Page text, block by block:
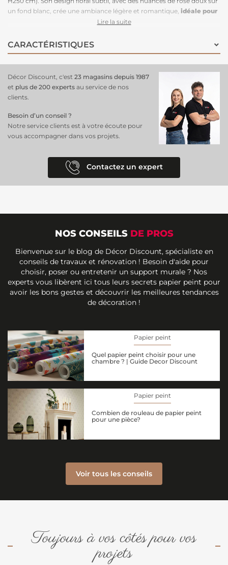
un fond blanc, crée une ambiance légère et romantique, idéale pour
, un salon ou un bureau. Les motifs de fleurs délicates
luminosité et de la douceur à vos murs. Facile à poser grâce à sa
composition en intissé, cepapier peint assure une finition parfaite
Lire la suite
CARACTÉRISTIQUES
Décor Discount, c'est 23 magasins depuis 1987
et plus de 200 experts au service de nos
clients.
Besoin d’un conseil ?
Notre service clients est à votre écoute pour
vous accompagner dans vos projets.
Contactez un expert
NOS CONSEILS DE PROS
Bienvenue sur le blog de Décor Discount, spécialiste en
conseils de travaux et rénovation ! Besoin d'aide pour
choisir, poser ou entretenir un support murale ? Nos
experts vous libèrent ici tous leurs secrets papier peint pour
avoir les bons gestes et découvrir les meilleures tendances
de décoration !
Papier peint
Quel papier peint choisir pour une
chambre ? | Guide Decor Discount
Papier peint
Combien de rouleau de papier peint
pour une pièce?
Voir tous les conseils
Toujours à vos côtés pour vos
projets